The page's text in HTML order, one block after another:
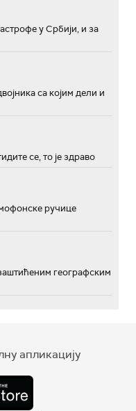
у Србији, и за
са којим дели и
се, то је здраво
ручице
географским
апликацију